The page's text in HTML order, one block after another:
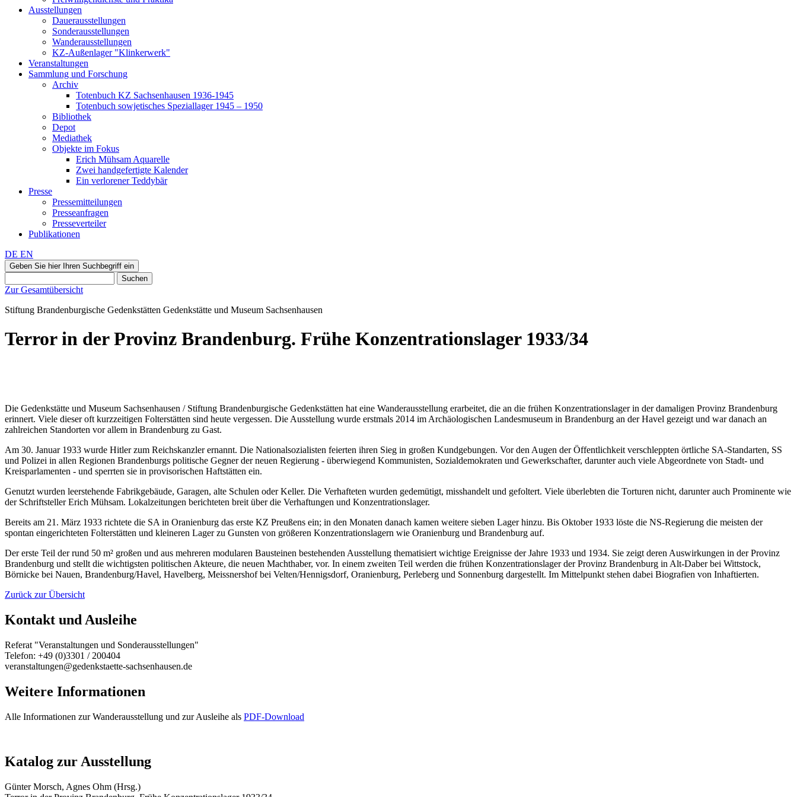
Ausstellungen
Dauerausstellungen
Sonderausstellungen
Wanderausstellungen
KZ-Außenlager "Klinkerwerk"
Veranstaltungen
Sammlung und Forschung
Archiv
Totenbuch KZ Sachsenhausen 1936-1945
Totenbuch sowjetisches Speziallager 1945 – 1950
Bibliothek
Depot
Mediathek
Objekte im Fokus
Erich Mühsam Aquarelle
Zwei handgefertigte Kalender
Ein verlorener Teddybär
Presse
Pressemitteilungen
Presseanfragen
Presseverteiler
Publikationen
DE EN
Geben Sie hier Ihren Suchbegriff ein
Suchen
Zur Gesamtübersicht
Stiftung Brandenburgische Gedenkstätten Gedenkstätte und Museum Sachsenhausen
Terror in der Provinz Brandenburg. Frühe Konzentrationslager 1933/34
Die Gedenkstätte und Museum Sachsenhausen / Stiftung Brandenburgische Gedenkstätten hat eine Wanderausstellung erarbeitet, die an die frühen Konzentrationslager in der damaligen Provinz Brandenburg
erinnert. Viele dieser oft kurzzeitigen Folterstätten sind heute vergessen. Die Ausstellung wurde erstmals 2014 im Archäologischen Landesmuseum in Brandenburg an der Havel gezeigt und war danach an
zahlreichen Standorten vor allem in Brandenburg zu Gast.
Am 30. Januar 1933 wurde Hitler zum Reichskanzler ernannt. Die Nationalsozialisten feierten ihren Sieg in großen Kundgebungen. Vor den Augen der Öffentlichkeit verschleppten örtliche SA-Standarten, SS
und Polizei in allen Regionen Brandenburgs politische Gegner der neuen Regierung - überwiegend Kommunisten, Sozialdemokraten und Gewerkschafter, darunter auch viele Abgeordnete von Stadt- und
Kreisparlamenten - und sperrten sie in provisorischen Haftstätten ein.
Genutzt wurden leerstehende Fabrikgebäude, Garagen, alte Schulen oder Keller. Die Verhafteten wurden gedemütigt, misshandelt und gefoltert. Viele überlebten die Torturen nicht, darunter auch Prominente wie
der Schriftsteller Erich Mühsam. Lokalzeitungen berichteten breit über die Verhaftungen und Konzentrationslager.
Bereits am 21. März 1933 richtete die SA in Oranienburg das erste KZ Preußens ein; in den Monaten danach kamen weitere sieben Lager hinzu. Bis Oktober 1933 löste die NS-Regierung die meisten der
spontan eingerichteten Folterstätten und kleineren Lager zu Gunsten von größeren Konzentrationslagern wie Oranienburg und Brandenburg auf.
Der erste Teil der rund 50 m² großen und aus mehreren modularen Bausteinen bestehenden Ausstellung thematisiert wichtige Ereignisse der Jahre 1933 und 1934. Sie zeigt deren Auswirkungen in der Provinz
Brandenburg und stellt die wichtigsten politischen Akteure, die neuen Machthaber, vor. In einem zweiten Teil werden die frühen Konzentrationslager der Provinz Brandenburg in Alt-Daber bei Wittstock,
Börnicke bei Nauen, Brandenburg/Havel, Havelberg, Meissnershof bei Velten/Hennigsdorf, Oranienburg, Perleberg und Sonnenburg dargestellt. Im Mittelpunkt stehen dabei Biografien von Inhaftierten.
Zurück zur Übersicht
Kontakt und Ausleihe
Referat "Veranstaltungen und Sonderausstellungen"
Telefon: +49 (0)3301 / 200404
veranstaltungen@gedenkstaette-sachsenhausen.de
Weitere Informationen
Alle Informationen zur Wanderausstellung und zur Ausleihe als PDF-Download
Katalog zur Ausstellung
Günter Morsch, Agnes Ohm (Hrsg.)